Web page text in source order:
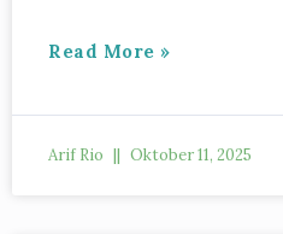
Read More »
Arif Rio Oktober 11, 2025